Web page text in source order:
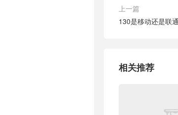
上一篇
130是移动还是联
相关推荐